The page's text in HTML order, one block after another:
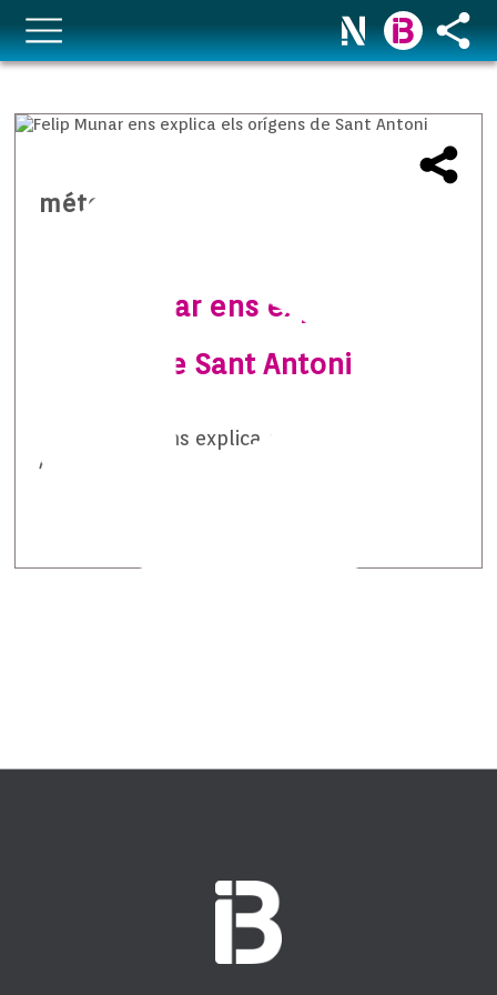
méteo temps i natura
Felip Munar ens explica els
orígens de Sant Antoni
Felip Munar ens explica els orígens de Sant
Antoni